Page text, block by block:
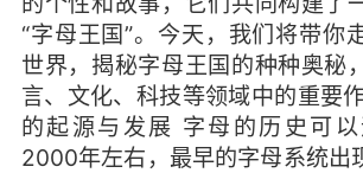
“字母王国”。今天，我们将带你
世界，揭秘字母王国的种种奥秘
言、文化、科技等领域中的重要
的起源与发展 字母的历史可
2000年左右，最早的字母系统出